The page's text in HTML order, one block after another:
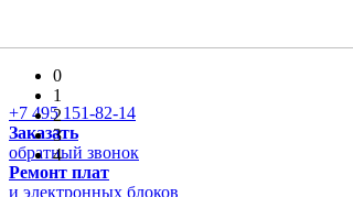
0
1
2
3
4
+7 495 151-82-14
Заказать
обратный звонок
Ремонт плат
и электронных блоков